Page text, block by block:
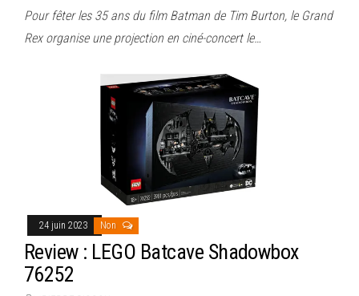
Pour fêter les 35 ans du film Batman de Tim Burton, le Grand
Rex organise une projection en ciné-concert le…
24 juin 2023 Non
Review : LEGO Batcave Shadowbox
76252